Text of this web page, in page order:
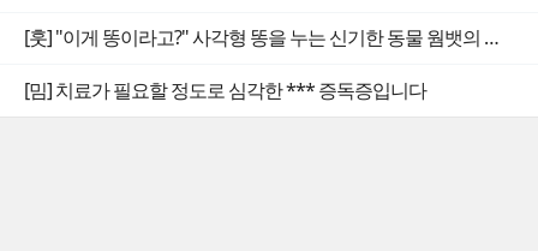
[훗] "이게 똥이라고?" 사각형 똥을 누는 신기한 동물 웜뱃의 비밀
[밈] 치료가 필요할 정도로 심각한 *** 증독증입니다